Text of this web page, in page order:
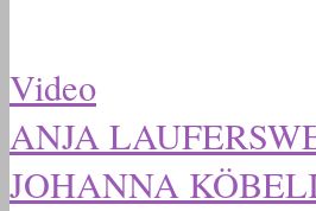
Video
ANJA
JOHANNA